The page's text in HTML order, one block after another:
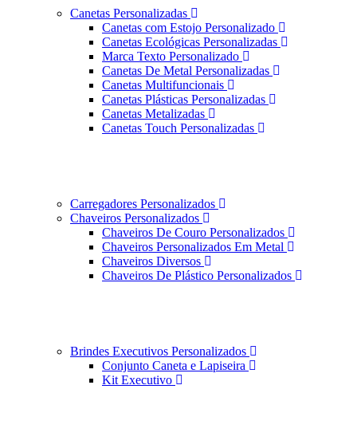
Canetas Personalizadas
Canetas com Estojo Personalizado
Canetas Ecológicas Personalizadas
Marca Texto Personalizado
Canetas De Metal Personalizadas
Canetas Multifuncionais
Canetas Plásticas Personalizadas
Canetas Metalizadas
Canetas Touch Personalizadas
Carregadores Personalizados
Chaveiros Personalizados
Chaveiros De Couro Personalizados
Chaveiros Personalizados Em Metal
Chaveiros Diversos
Chaveiros De Plástico Personalizados
Brindes Executivos Personalizados
Conjunto Caneta e Lapiseira
Kit Executivo